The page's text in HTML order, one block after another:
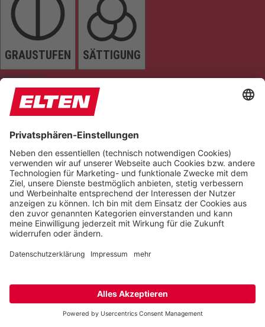
GRAUSTUFEN SÄTTIGUNG
Orientierung
LESELINIE TASTATURNAVIGATION